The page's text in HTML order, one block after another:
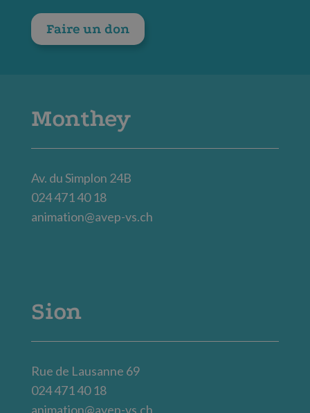
Faire un don
Monthey
Av. du Simplon 24B
024 471 40 18
animation@avep-vs.ch
Sion
Rue de Lausanne 69
024 471 40 18
animation@avep-vs.ch